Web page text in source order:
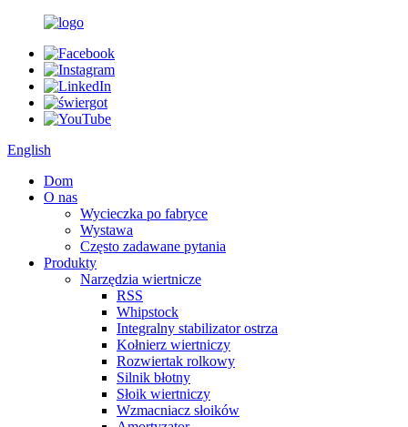
English
Dom
O nas
Wycieczka po fabryce
Wystawa
Często zadawane pytania
Produkty
Narzędzia wiertnicze
RSS
Whipstock
Integralny stabilizator ostrza
Kołnierz wiertniczy
Rozwiertak rolkowy
Silnik błotny
Słoik wiertniczy
Wzmacniacz słoików